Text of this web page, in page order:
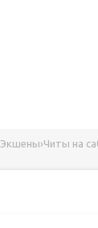
Экшены›Читы на